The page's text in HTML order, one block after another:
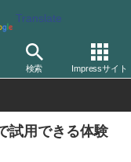
Translate
検索 Impressサイト
富士フイルム
試用できる体験